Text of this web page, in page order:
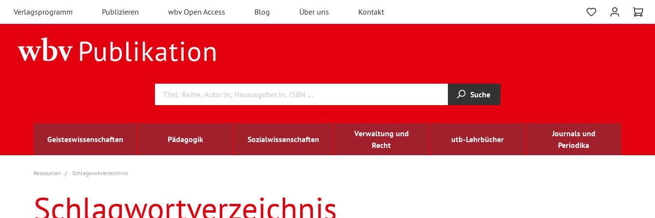
Verlagsprogramm Publizieren wbv Open Access Blog Über uns Kontakt
Suche
Geisteswissenschaften Pädagogik Sozialwissenschaften
Verwaltung und
Recht
utb-Lehrbücher
Journals und
Periodika
Archäologie
Berufs- und Wirtschaftspädagogik
Arbeitsmarktforschung
Außenwirtschaft
berufsbildung
Ressourcen Schlagwortverzeichnis
Schlagwortverzeichnis